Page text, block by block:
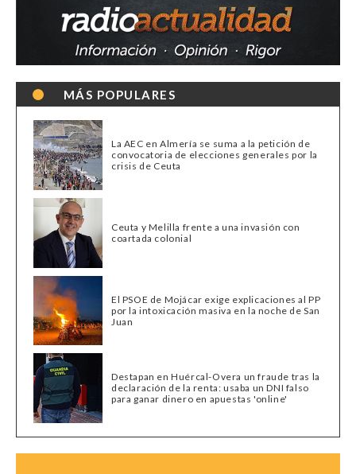
MÁS POPULARES
La AEC en Almería se suma a la petición de
convocatoria de elecciones generales por la
crisis de Ceuta
Ceuta y Melilla frente a una invasión con
coartada colonial
El PSOE de Mojácar exige explicaciones al PP
por la intoxicación masiva en la noche de San
Juan
Destapan en Huércal-Overa un fraude tras la
declaración de la renta: usaba un DNI falso
para ganar dinero en apuestas 'online'